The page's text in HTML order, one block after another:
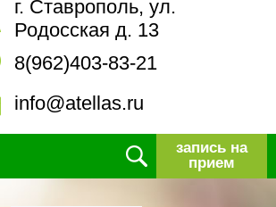
г. Ставрополь, ул.
Родосская д. 13
8(962)403-83-21
info@atellas.ru
запись на
прием